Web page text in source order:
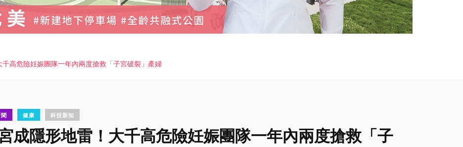
高危險妊娠團隊一年內兩度搶救「子宮破裂」產婦
健康 科技新知
成隱形地雷！大千高危險妊娠團隊一年內兩度搶救「子